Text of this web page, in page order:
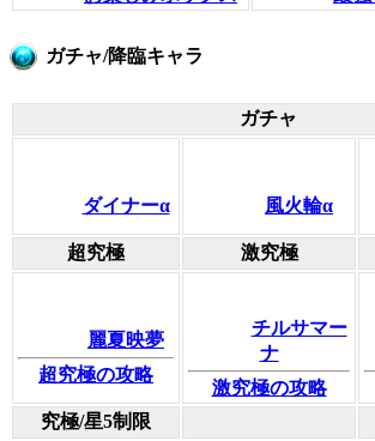
ガチャ/降臨キャラ
ガチャ
ダイナーα 風火輪α
超究極
激究極
麗夏映夢
超究極の攻略
チルサマー
ナ
激究極の攻略
究極/星5制限